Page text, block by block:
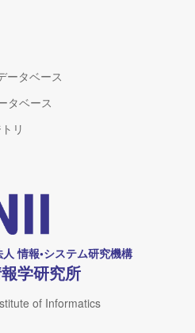
ータベース
タベース
リ
情報•システム研究機構
学研究所
of Informatics